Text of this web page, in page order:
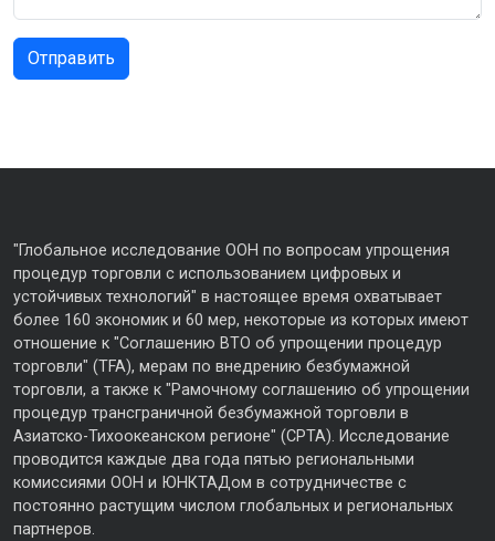
"Глобальное исследование ООН по вопросам упрощения
процедур торговли с использованием цифровых и
устойчивых технологий" в настоящее время охватывает
более 160 экономик и 60 мер, некоторые из которых имеют
отношение к "Соглашению ВТО об упрощении процедур
торговли" (TFA), мерам по внедрению безбумажной
торговли, а также к "Рамочному соглашению об упрощении
процедур трансграничной безбумажной торговли в
Азиатско-Тихоокеанском регионе" (CPTA). Исследование
проводится каждые два года пятью региональными
комиссиями ООН и ЮНКТАДом в сотрудничестве с
постоянно растущим числом глобальных и региональных
партнеров.